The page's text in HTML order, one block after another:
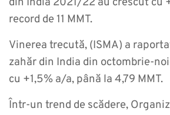
din India 2021/22 au crescut cu
record de 11 MMT.
Vinerea trecută, (ISMA) a
zahăr din India din octombrie-
cu +1,5% a/a, până la 4,79 MMT.
Într-un trend de scădere,